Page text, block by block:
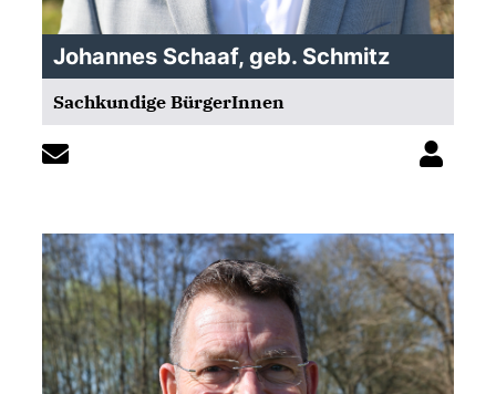
Johannes Schaaf, geb. Schmitz
Sachkundige BürgerInnen